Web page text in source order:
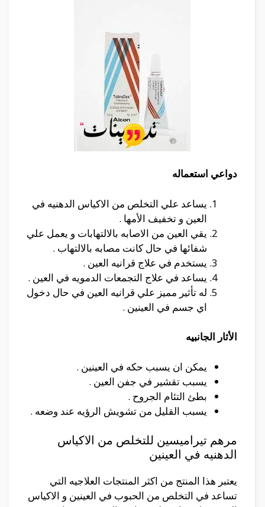
دواعي استعماله
يساعد علي التخلص من الاكياس الدهنيه في
العين و تخفيف الأمها .
يقي العين من الاصابه بالالتهابات و يعمل علي
شفائها في حال كانت مصابه بالالتهاب .
يستخدم في علاج قرانيه العين .
يساعد في علاج التجمعات الدمويه في العين .
له تأثير مميز علي قرانيه العين في حال دخول
اي جسم في العينين .
الأثار الجانبيه
يمكن ان يسبب حكه في العينين .
يسبب تقشير في جفن العين .
بطئ التئام الجروح .
يسبب القليل من تشويش الرؤيه عند وضعه .
مرهم تيراميسين للتخلص من الاكياس
الدهنيه في العينين
يعتبر هذا المنتج من اكثر المنتجات العلاجيه التي
تساعد في التخلص من الحبوب في العينين و الاكياس